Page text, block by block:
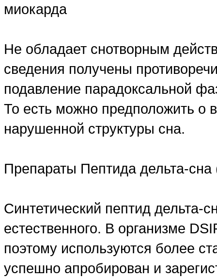
миокарда
Не обладает снотворным
сведения получены
подавление парадоксальной
То есть можно предположить о
нарушенной структуры сна.
Препараты Пептида дельта-сна
Синтетический пептид дельта-
естественного. В организме
поэтому используются более
успешно апробирован и